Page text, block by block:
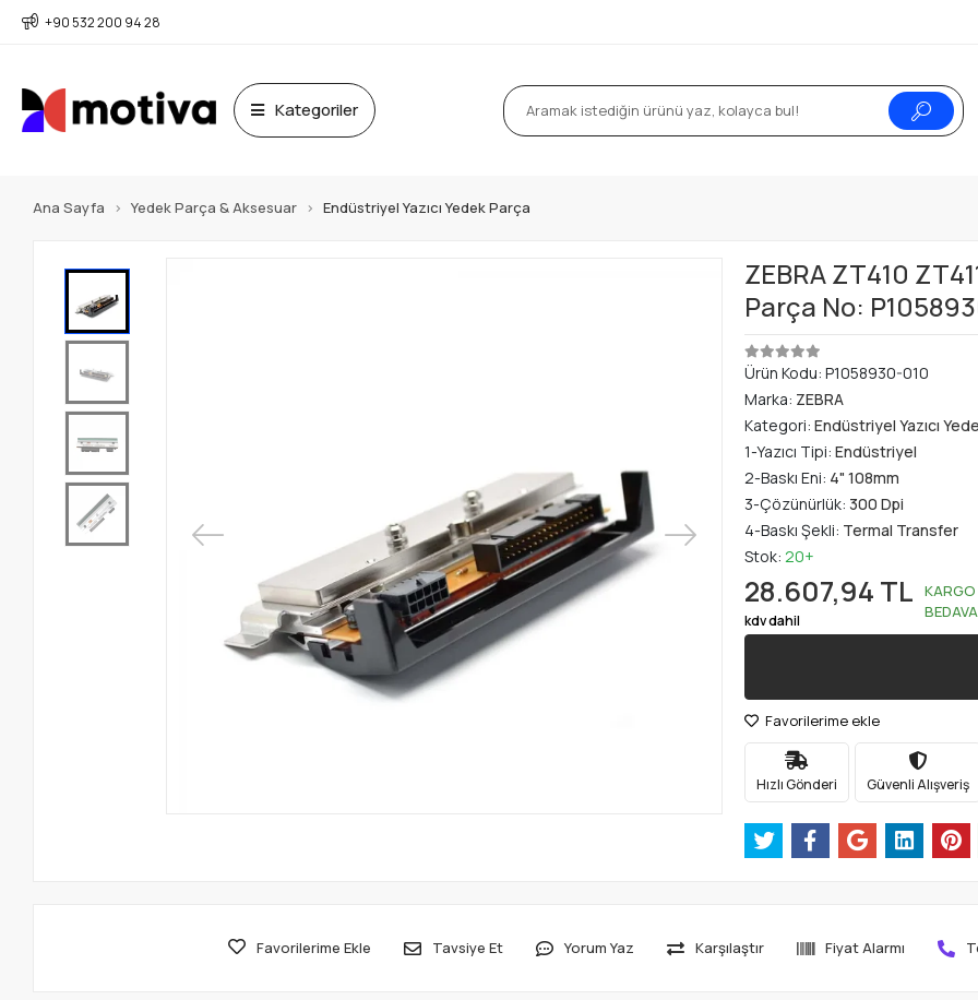
+90 532 200 94 28
Kategoriler
Ana Sayfa Yedek Parça & Aksesuar Endüstriyel Yazıcı Yedek Parça
ZEBRA ZT410
Parça No:
Ürün Kodu: P1058930-010
Marka: ZEBRA
Kategori: Endüstriyel Yazıcı
1-Yazıcı Tipi: Endüstriyel
2-Baskı Eni: 4" 108mm
3-Çözünürlük: 300 Dpi
4-Baskı Şekli: Termal Transfer
Stok: 20+
28.607,94 TL
kdv dahil
KARGO
BEDAVA
Favorilerime ekle
Hızlı Gönderi Güvenli Alışveriş
Favorilerime Ekle Tavsiye Et Yorum Yaz Karşılaştır Fiyat Alarmı